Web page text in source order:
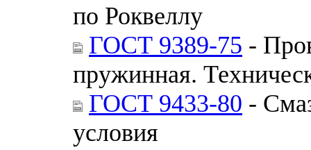
по Роквеллу
ГОСТ 9389-75 -
пружинная.
ГОСТ 9433-80 -
условия